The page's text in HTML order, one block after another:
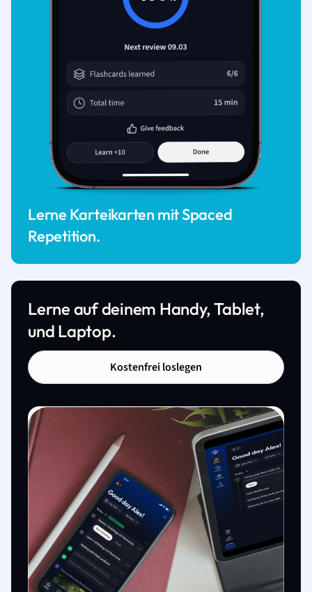
Lerne Karteikarten mit Spaced
Repetition.
Lerne auf deinem Handy, Tablet,
und Laptop.
Kostenfrei loslegen